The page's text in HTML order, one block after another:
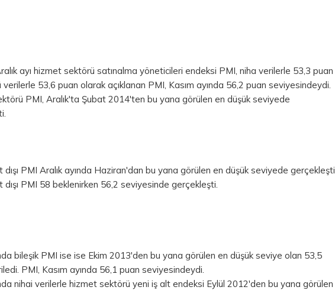
ayı hizmet sektörü satınalma yöneticileri endeksi PMI, niha verilerle 53,3 puan
verilerle 53,6 puan olarak açıklanan PMI, Kasım ayında 56,2 puan seviyesindeydi.
PMI, Aralık'ta Şubat 2014'ten bu yana görülen en düşük seviyede
dışı PMI Aralık ayında Haziran'dan bu yana görülen en düşük seviyede gerçekleşti.
dışı PMI 58 beklenirken 56,2 seviyesinde gerçekleşti.
bileşik PMI ise ise Ekim 2013'den bu yana görülen en düşük seviye olan 53,5
PMI, Kasım ayında 56,1 puan seviyesindeydi.
nihai verilerle hizmet sektörü yeni iş alt endeksi Eylül 2012'den bu yana görülen